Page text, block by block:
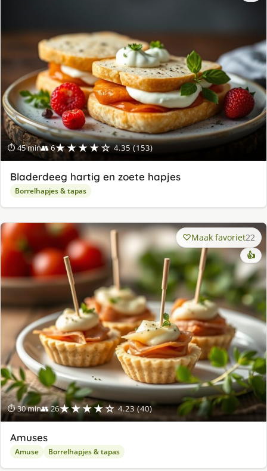
⏱ 45 min👥 6★★★★☆ 4.35 (153)
Bladerdeeg hartig en zoete hapjes
Borrelhapjes & tapas
⏱ 30 min👥 26★★★★☆ 4.23 (40)
Maak favoriet22
👍
Amuses
Amuse Borrelhapjes & tapas